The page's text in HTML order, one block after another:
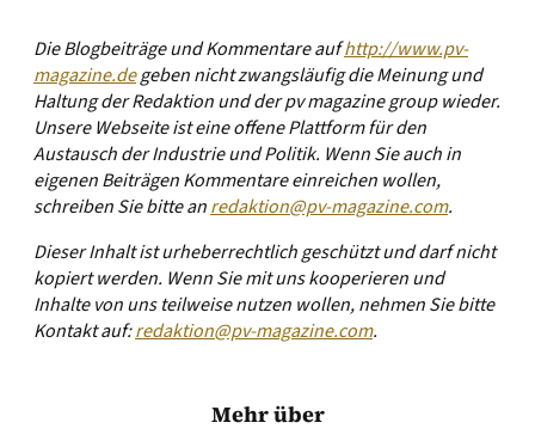
Die Blogbeiträge und Kommentare aufhttp://www.pv-
magazine.degeben nicht zwangsläufig die Meinung und
Haltung der Redaktion und der pv magazine group wieder.
Unsere Webseite ist eine offene Plattform für den
Austausch der Industrie und Politik. Wenn Sie auch in
eigenen Beiträgen Kommentare einreichen wollen,
schreiben Sie bitte anredaktion@pv-magazine.com.
Dieser Inhalt ist urheberrechtlich geschützt und darf nicht
kopiert werden. Wenn Sie mit uns kooperieren und
Inhalte von uns teilweise nutzen wollen, nehmen Sie bitte
Kontakt auf:redaktion@pv-magazine.com.
Mehr über